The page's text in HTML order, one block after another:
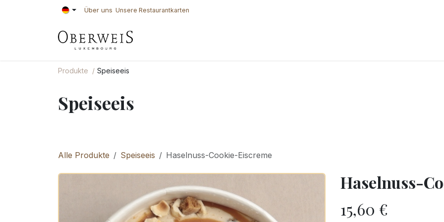
Zum Inhalt springen Über uns Unsere Restaurantkarten
Produkte Speiseeis
Speiseeis
Alle Produkte Speiseeis Haselnuss-Cookie-Eiscreme
Haselnuss-
15,60 €